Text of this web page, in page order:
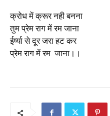
क्रोध में क्रूर नही बनना
तुम प्रेम राग में रम जाना
ईर्ष्या से दूर जरा हट कर
प्रेम राग में रम जाना।।